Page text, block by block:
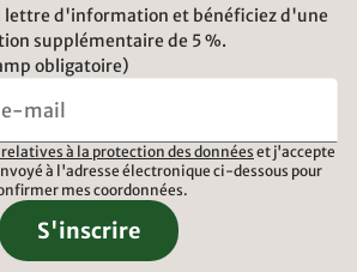
lettre d'information et bénéficiez d'une
supplémentaire de 5 %.
obligatoire)
à la protection des données et j'accepte
à l'adresse électronique ci-dessous pour
mes coordonnées.
S'inscrire